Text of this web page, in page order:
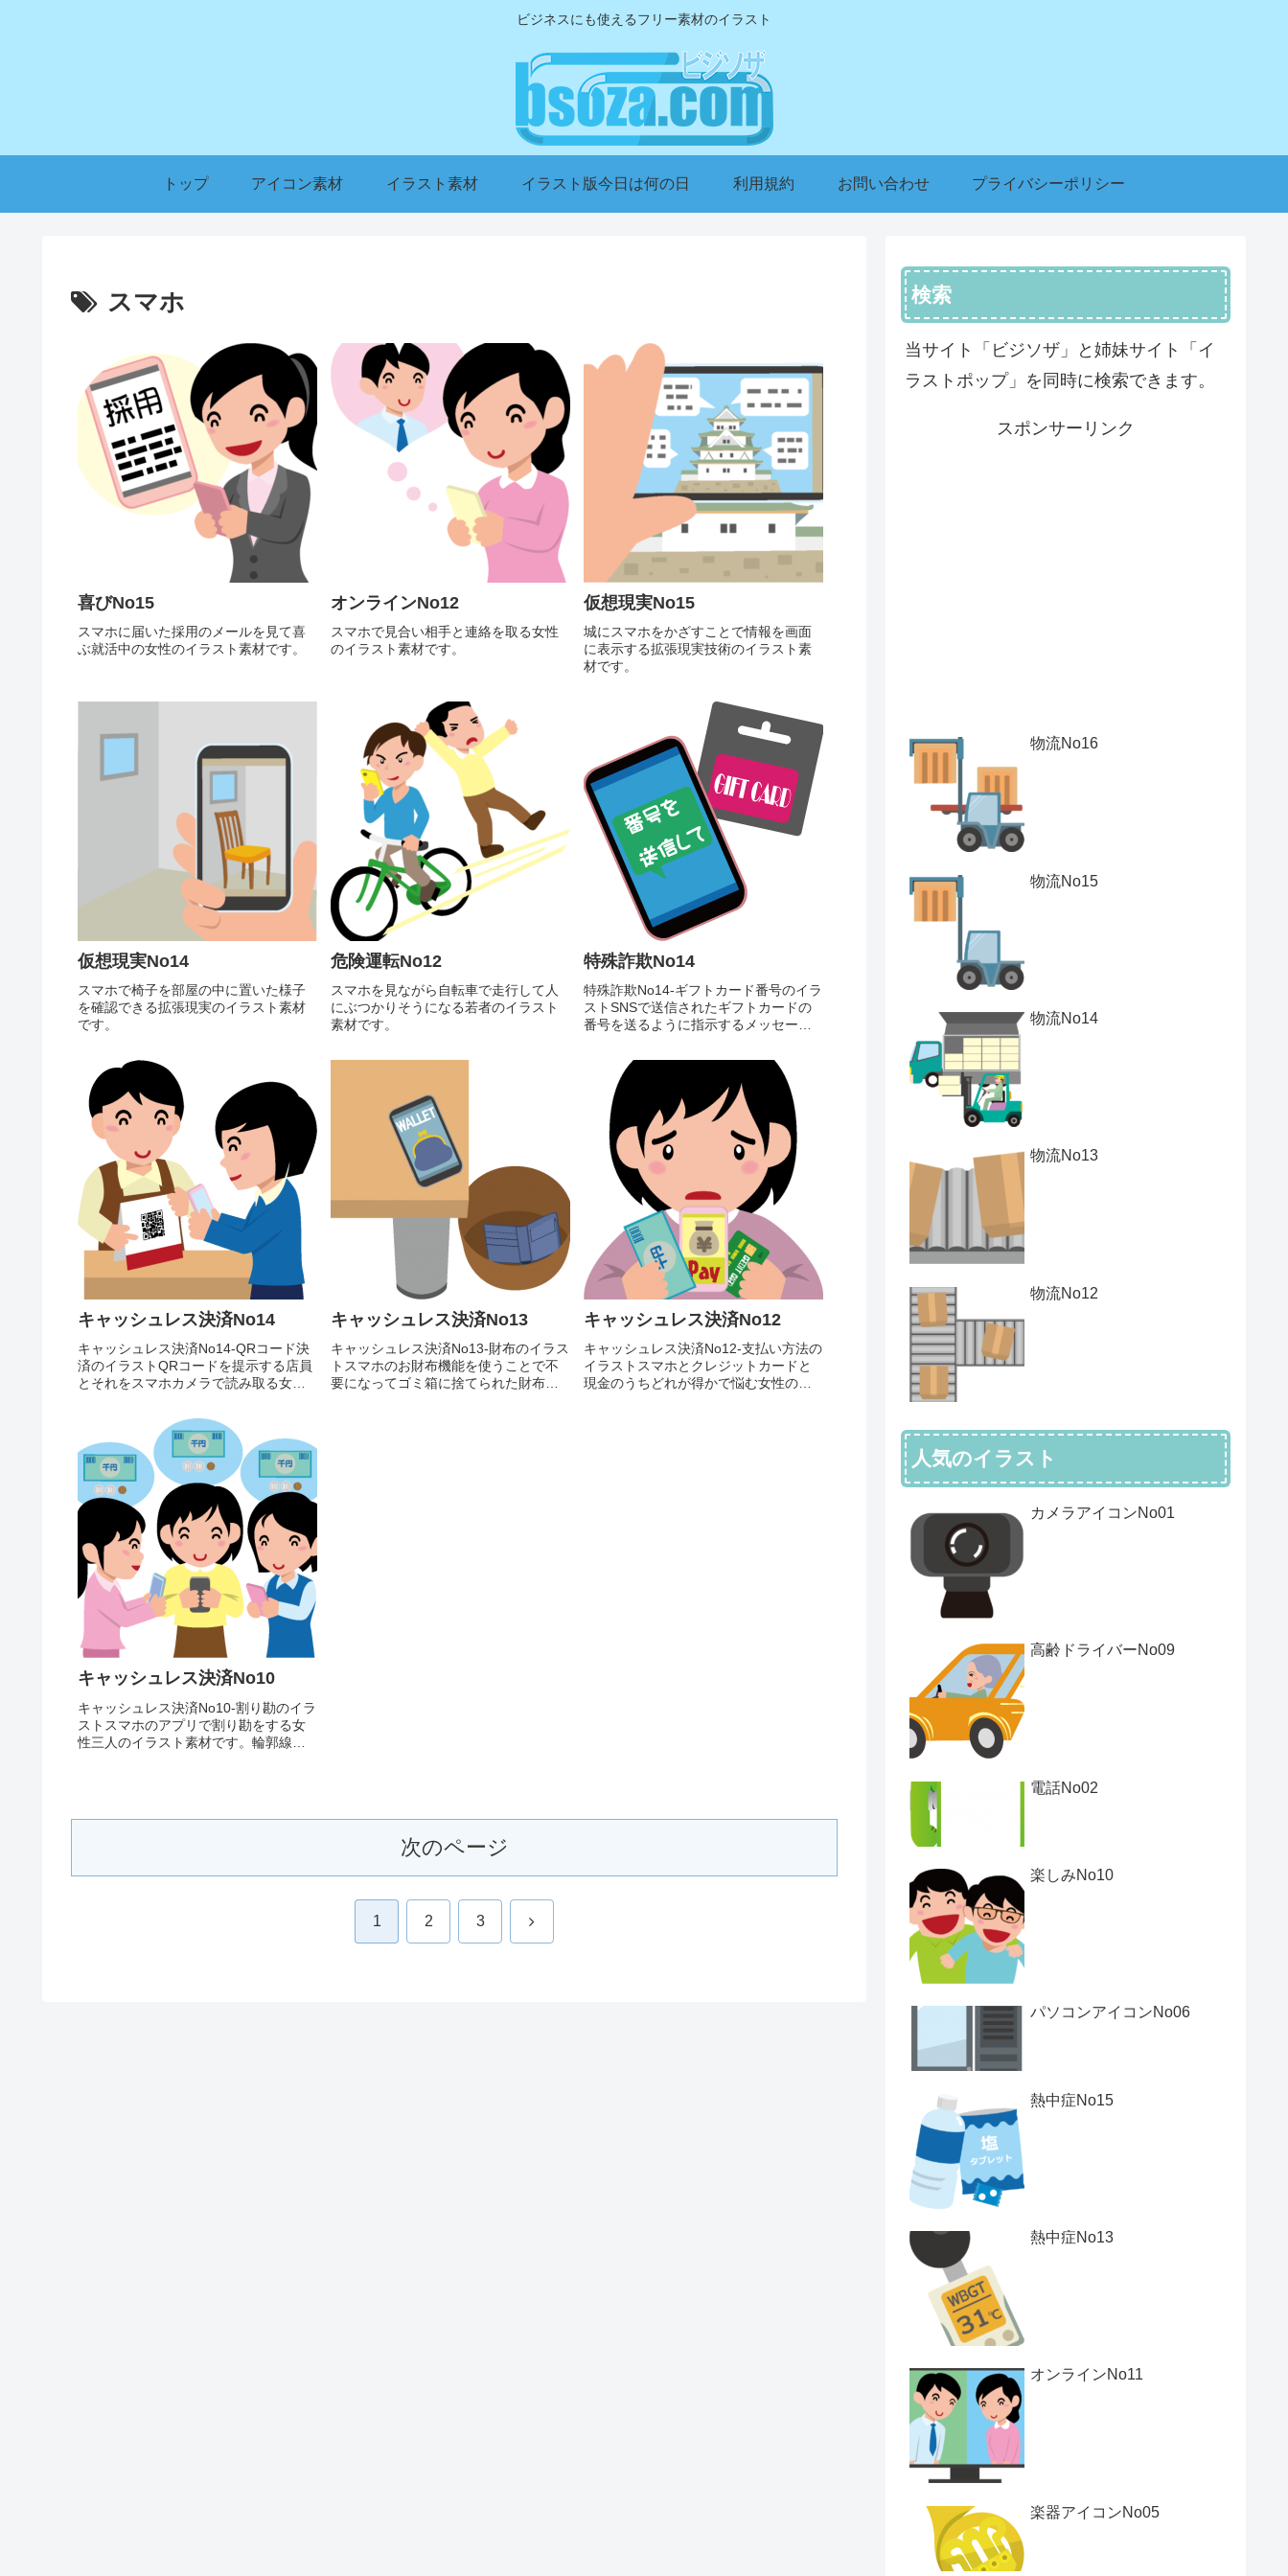
ビジネスにも使えるフリー素材のイラスト
トップ アイコン素材 イラスト素材 イラスト版今日は何の日 利用規約 お問い合わせ プライバシーポリシー
スマホ
喜びNo15
スマホに届いた採用のメールを見て喜
ぶ就活中の女性のイラスト素材です。
オンラインNo12
スマホで見合い相手と連絡を取る女性
のイラスト素材です。
仮想現実No15
城にスマホをかざすことで情報を画面
に表示する拡張現実技術のイラスト素
材です。
仮想現実No14
スマホで椅子を部屋の中に置いた様子
を確認できる拡張現実のイラスト素材
です。
危険運転No12
スマホを見ながら自転車で走行して人
にぶつかりそうになる若者のイラスト
素材です。
特殊詐欺No14
特殊詐欺No14-ギフトカード番号のイラ
ストSNSで送信されたギフトカードの
番号を送るように指示するメッセージ
ー、輪郭線なしカラー、グレー、 白黒
の4つのバリエーションがあります。
SNSで送信されたギフトカ...
キャッシュレス決済No14
キャッシュレス決済No14-QRコード決
済のイラストQRコードを提示する店員
とそれをスマホカメラで読み取る女性
ー、輪郭線なしカラー、グレー、 白黒
の4つのバリエーションがあります。
QRコードを提示する店員と...
キャッシュレス決済No13
キャッシュレス決済No13-財布のイラス
トスマホのお財布機能を使うことで不
要になってゴミ箱に捨てられた財布の
キャッシュレス決済No12
キャッシュレス決済No12-支払い方法の
イラストスマホとクレジットカードと
現金のうちどれが得かで悩む女性のイ
キャッシュレス決済No10
キャッシュレス決済No10-割り勘のイラ
ストスマホのアプリで割り勘をする女
性三人のイラスト素材です。輪郭線あ
次のページ
1 2 3 次
検索
当サイト「ビジソザ」と姉妹サイト「イ
ラストポップ」を同時に検索できます。
スポンサーリンク
物流No16
物流No15
物流No14
物流No13
物流No12
人気のイラスト
カメラアイコンNo01
高齢ドライバーNo09
電話No02
楽しみNo10
パソコンアイコンNo06
熱中症No15
熱中症No13
オンラインNo11
楽器アイコンNo05